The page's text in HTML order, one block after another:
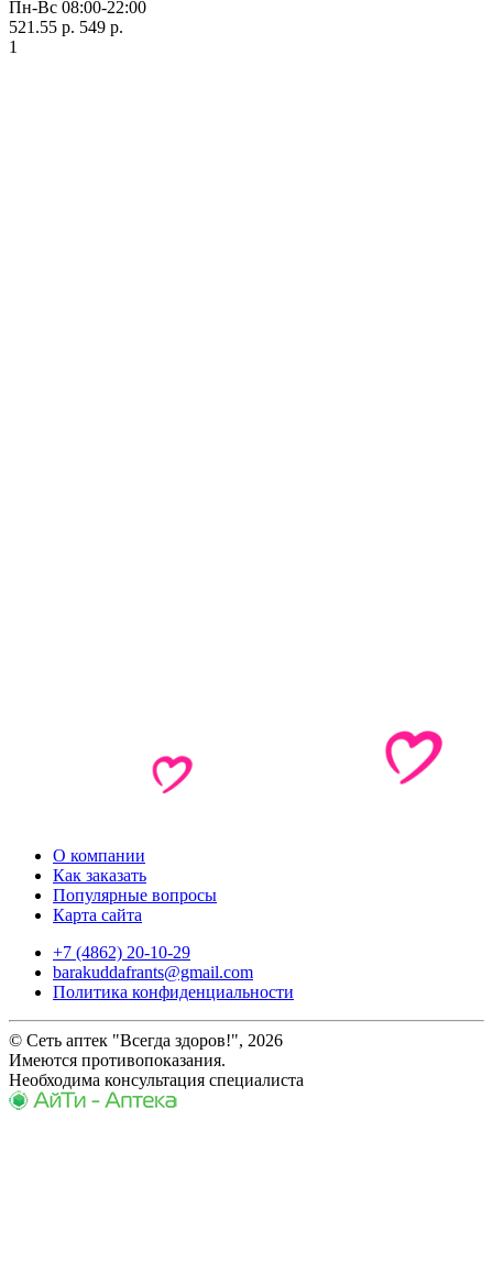
Пн-Вс 08:00-22:00
521.55 р. 549 р.
1
О компании
Как заказать
Популярные вопросы
Карта сайта
+7 (4862) 20-10-29
barakuddafrants@gmail.com
Политика конфиденциальности
© Сеть аптек "Всегда здоров!", 2026
Имеются противопоказания.
Необходима консультация специалиста